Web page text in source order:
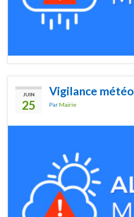
JUIN
25
Vigilance météo
ParMairie